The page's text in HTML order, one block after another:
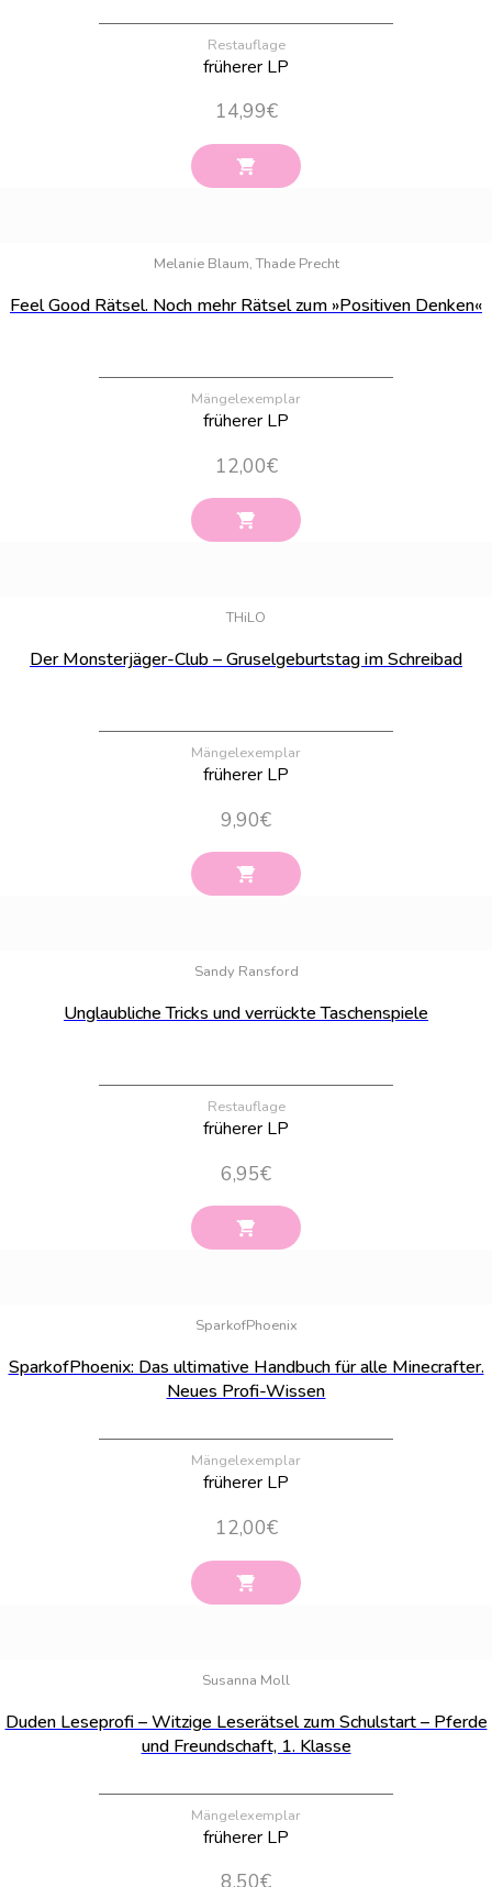
Restauflage
früherer LP
14,99€
Melanie Blaum, Thade Precht
Feel Good Rätsel. Noch mehr Rätsel zum »Positiven Denken«
Mängelexemplar
früherer LP
12,00€
THiLO
Der Monsterjäger-Club – Gruselgeburtstag im Schreibad
Mängelexemplar
früherer LP
9,90€
Sandy Ransford
Unglaubliche Tricks und verrückte Taschenspiele
Restauflage
früherer LP
6,95€
SparkofPhoenix
SparkofPhoenix: Das ultimative Handbuch für alle Minecrafter.
Neues Profi-Wissen
Mängelexemplar
früherer LP
12,00€
Susanna Moll
Duden Leseprofi – Witzige Leserätsel zum Schulstart – Pferde
und Freundschaft, 1. Klasse
Mängelexemplar
früherer LP